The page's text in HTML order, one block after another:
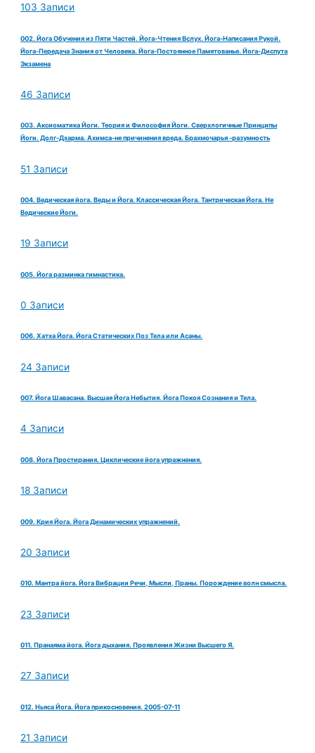
103 Записи
002. Йога Обучения из Пяти Частей. Йога-Чтения Вслух. Йога-Написания Рукой.
Йога-Передача Знания от Человека. Йога-Постоянное Памятованье. Йога-Диспута
Экзамена
46 Записи
003. Аксиоматика Йоги. Теория и Философия Йоги. Сверхлогичные Принципы
Йоги. Долг-Дхарма. Ахимса-не причинения вреда. Брахмочарья -разумность
51 Записи
004. Ведическая йога. Веды и Йога. Классическая Йога. Тантрическая Йога. Не
Ведические Йоги.
19 Записи
005. Йога разминка гимнастика.
0 Записи
006. Хатха Йога. Йога Статических Поз Тела или Асаны.
24 Записи
007. Йога Шавасана. Высшая Йога Небытия. Йога Покоя Сознания и Тела.
4 Записи
008. Йога Простирания. Циклические йога упражнения.
18 Записи
009. Крия Йога. Йога Динамических упражнений.
20 Записи
010. Мантра йога. Йога Вибрации Речи, Мысли, Праны. Порождение волн смысла.
23 Записи
011. Пранаяма йога. Йога дыхания. Проявления Жизни Высшего Я.
27 Записи
012. Ньяса Йога. Йога прикосновения. 2005-07-11
21 Записи